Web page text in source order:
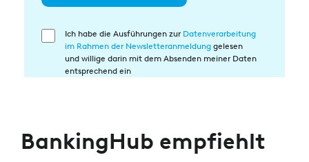
Einwilligung
Ich habe die Ausführungen zur Datenverarbeitung
im Rahmen der Newsletteranmeldung gelesen
und willige darin mit dem Absenden meiner Daten
entsprechend ein
BankingHub empfiehlt